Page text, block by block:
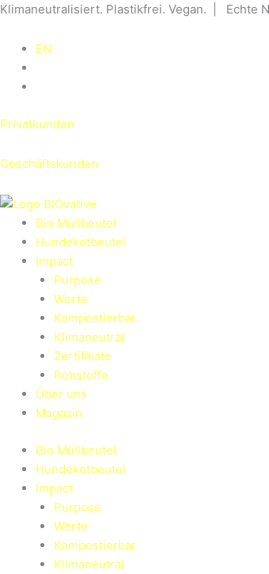
Zum
springen
Klimaneutralisiert. Plastikfrei. Vegan. | Echte
EN
Privatkunden
Geschäftskunden
Bio Müllbeutel
Hundekotbeutel
Impact
Purpose
Werte
Kompostierbar
Klimaneutral
Zertifikate
Rohstoffe
Über uns
Magazin
Bio Müllbeutel
Hundekotbeutel
Impact
Purpose
Werte
Kompostierbar
Klimaneutral